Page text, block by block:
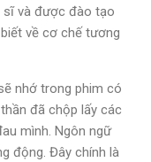
sĩ và được đào tạo
về cơ chế tương
nhớ trong phim có
đã chộp lấy các
mình. Ngôn ngữ
động. Đây chính là